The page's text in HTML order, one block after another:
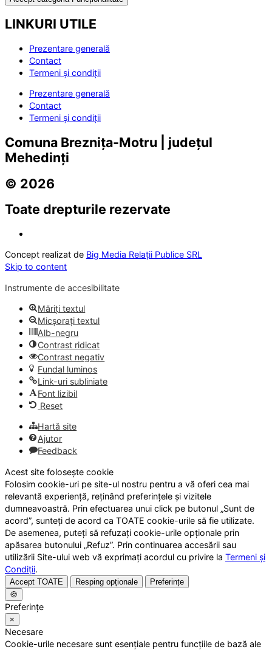
LINKURI UTILE
Prezentare generală
Contact
Termeni și condiții
Prezentare generală
Contact
Termeni și condiții
Comuna Breznița-Motru | județul
Mehedinți
© 2026
Toate drepturile rezervate
Concept realizat de Big Media Relații Publice SRL
Skip to content
Instrumente de accesibilitate
Măriți textul
Micșorați textul
Alb-negru
Contrast ridicat
Contrast negativ
Fundal luminos
Link-uri subliniate
Font lizibil
Reset
Hartă site
Ajutor
Feedback
Acest site folosește cookie
Folosim cookie-uri pe site-ul nostru pentru a vă oferi cea mai
relevantă experiență, reținând preferințele și vizitele
dumneavoastră. Prin efectuarea unui click pe butonul „Sunt de
acord”, sunteți de acord ca TOATE cookie-urile să fie utilizate.
De asemenea, puteți să refuzați cookie-urile opționale prin
apăsarea butonului „Refuz”. Prin continuarea accesării sau
utilizării Site-ului web vă exprimați acordul cu privire la Termeni și
Condiții.
Accept TOATE Resping opționale
Preferințe
🍪
Preferințe
×
Necesare
Cookie-urile necesare sunt esențiale pentru funcțiile de bază ale